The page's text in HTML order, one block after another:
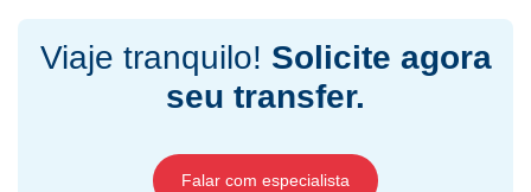
Viaje tranquilo! Solicite agora
seu transfer.
Falar com especialista